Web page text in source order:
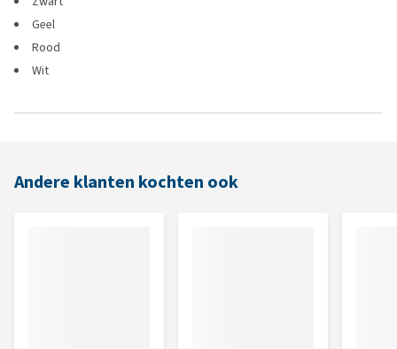
Geel
Rood
Wit
Andere klanten kochten ook